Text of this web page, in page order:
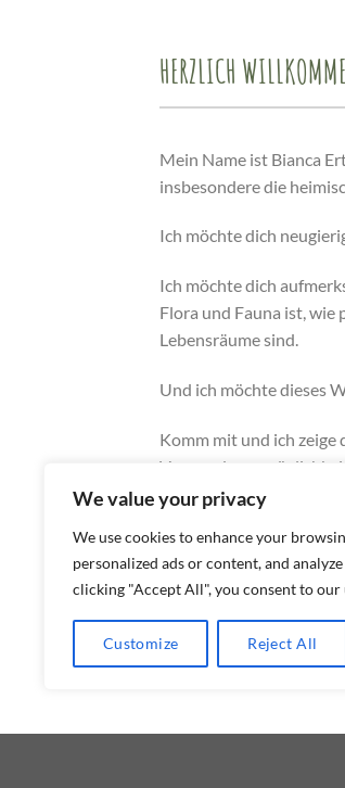
We value your privacy
We use cookies to enhance your
personalized ads or content, and
clicking "Accept All", you consent to our
Customize Reject All
HERZLICH
Mein Name ist Bianca
insbesondere die
Ich möchte dich
Ich möchte dich
Flora und Fauna ist,
Lebensräume sind.
Und ich möchte dieses
Komm mit und ich zeige
Komm mit! Auf
persönlich
Ich freue mich darauf!